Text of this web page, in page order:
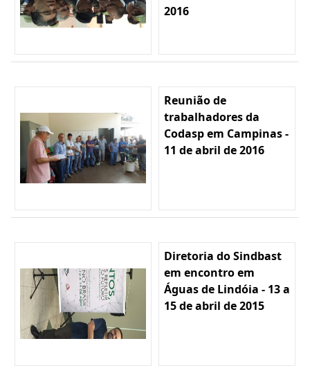
2016
Reunião de
trabalhadores da
Codasp em Campinas -
11 de abril de 2016
Diretoria do Sindbast
em encontro em
Águas de Lindóia - 13 a
15 de abril de 2015